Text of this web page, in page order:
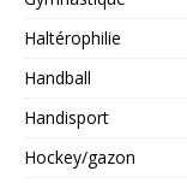
Haltérophilie
Handball
Handisport
Hockey/gazon